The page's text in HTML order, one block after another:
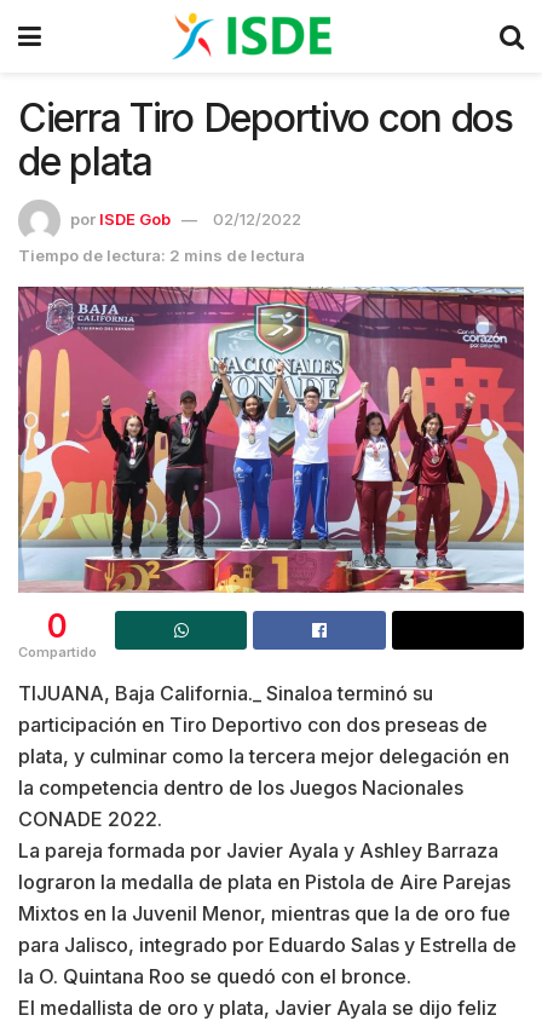
Cierra Tiro Deportivo con dos
de plata
por ISDE Gob
02/12/2022
Tiempo de lectura: 2 mins de lectura
0
Compartido
TIJUANA, Baja California._ Sinaloa terminó su
participación en Tiro Deportivo con dos preseas de
plata, y culminar como la tercera mejor delegación en
la competencia dentro de los Juegos Nacionales
CONADE 2022.
La pareja formada por Javier Ayala y Ashley Barraza
lograron la medalla de plata en Pistola de Aire Parejas
Mixtos en la Juvenil Menor, mientras que la de oro fue
para Jalisco, integrado por Eduardo Salas y Estrella de
la O. Quintana Roo se quedó con el bronce.
El medallista de oro y plata, Javier Ayala se dijo feliz